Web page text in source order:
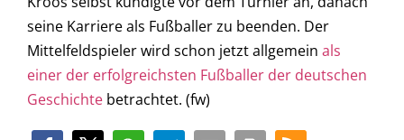
seine Karriere als Fußballer zu beenden. Der
Mittelfeldspieler wird schon jetzt allgemein als
einer der erfolgreichsten Fußballer der deutschen
Geschichte betrachtet. (fw)